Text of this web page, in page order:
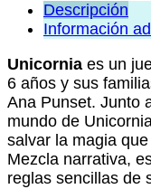
Descripción
Información
Unicornia es un
6 años y sus
Ana Punset. Junto
mundo de
salvar la magia
Mezcla narrativa,
reglas sencillas de